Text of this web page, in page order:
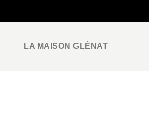
LA MAISON GLÉNAT